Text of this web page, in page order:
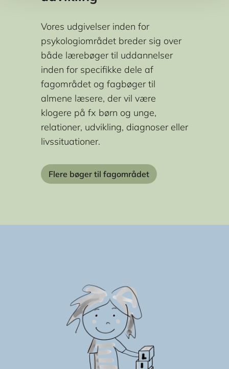
Vores udgivelser inden for
psykologiområdet breder sig over
både lærebøger til uddannelser
inden for specifikke dele af
fagområdet og fagbøger til
almene læsere, der vil være
klogere på fx børn og unge,
relationer, udvikling, diagnoser eller
livssituationer.
Flere bøger til fagområdet